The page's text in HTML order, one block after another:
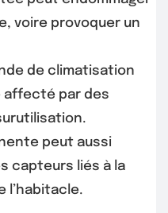
voire provoquer un
de climatisation
affecté par des
peut aussi
capteurs liés à la
l’habitacle.